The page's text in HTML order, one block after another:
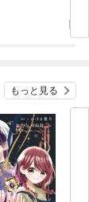
もっと見る